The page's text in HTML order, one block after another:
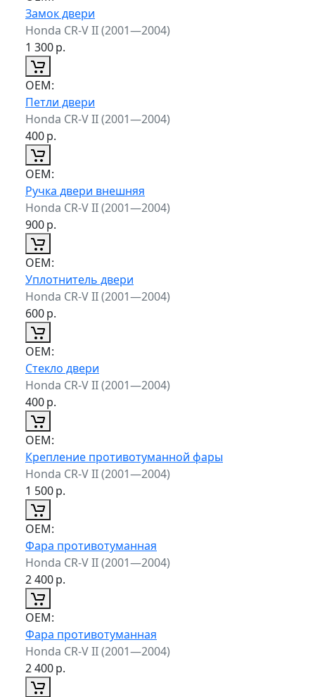
Замок двери
Honda CR-V II (2001—2004)
1 300р.
ОЕМ:
Петли двери
Honda CR-V II (2001—2004)
400р.
ОЕМ:
Ручка двери внешняя
Honda CR-V II (2001—2004)
900р.
ОЕМ:
Уплотнитель двери
Honda CR-V II (2001—2004)
600р.
ОЕМ:
Стекло двери
Honda CR-V II (2001—2004)
400р.
ОЕМ:
Крепление противотуманной фары
Honda CR-V II (2001—2004)
1 500р.
ОЕМ:
Фара противотуманная
Honda CR-V II (2001—2004)
2 400р.
ОЕМ:
Фара противотуманная
Honda CR-V II (2001—2004)
2 400р.